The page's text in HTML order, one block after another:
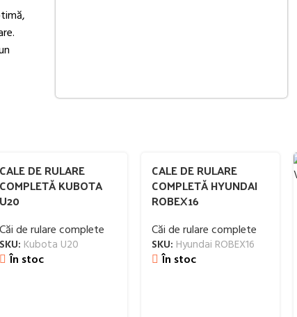
CALE DE RULARE
COMPLETĂ KUBOTA
U20
Căi de rulare complete
SKU: Kubota U20
În stoc
CALE DE RULARE
COMPLETĂ HYUNDAI
ROBEX16
Căi de rulare complete
SKU: Hyundai ROBEX16
În stoc